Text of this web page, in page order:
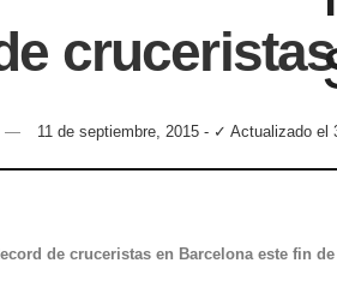
11 de septiembre, 2015 - ✓ Actualizado el
de cruceristas en Barcelona este fin